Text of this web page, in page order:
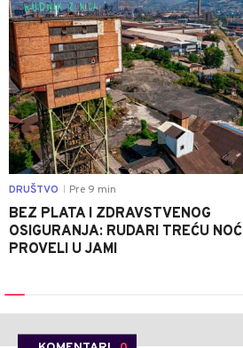
DRUŠTVO Pre 9 min
BEZ PLATA I ZDRAVSTVENOG
OSIGURANJA: RUDARI TREĆU NOĆ
PROVELI U JAMI